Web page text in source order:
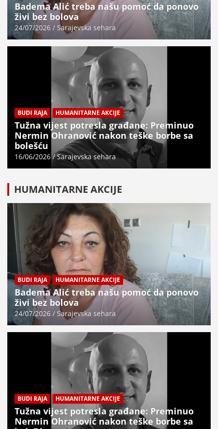
Badema Alić treba našu pomoć da ponovo
živi bez bolova
24/07/2026 Sarajevska sehara
BUDI RAJA HUMANITARNE AKCIJE
Tužna vijest potresla građane: Preminuo
Nermin Ohranović nakon teške borbe sa
bolešću
16/06/2026 Sarajevska sehara
HUMANITARNE AKCIJE
BUDI RAJA HUMANITARNE AKCIJE
Badema Alić treba našu pomoć da ponovo
živi bez bolova
24/07/2026 Sarajevska sehara
BUDI RAJA HUMANITARNE AKCIJE
Tužna vijest potresla građane: Preminuo
Nermin Ohranović nakon teške borbe sa